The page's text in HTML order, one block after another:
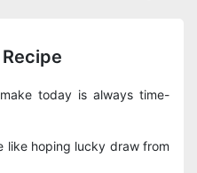
today is always time-
like hoping lucky draw from